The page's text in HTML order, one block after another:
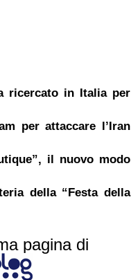
ricercato in Italia per
per attaccare l’Iran
il nuovo modo
della “Festa della
pagina di